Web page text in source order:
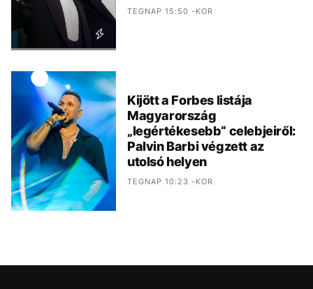
TEGNAP 15:50 -KOR
Kijött a Forbes listája
Magyarország
„legértékesebb“ celebjeiről:
Palvin Barbi végzett az
utolsó helyen
TEGNAP 10:23 -KOR